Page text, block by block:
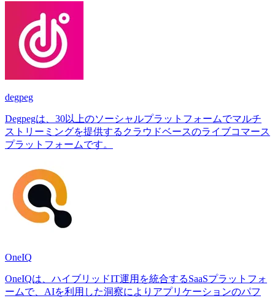
degpeg
Degpegは、30以上のソーシャルプラットフォームでマルチ
ストリーミングを提供するクラウドベースのライブコマース
プラットフォームです。
OneIQ
OneIQは、ハイブリッドIT運用を統合するSaaSプラットフォ
ームで、AIを利用した洞察によりアプリケーションのパフ